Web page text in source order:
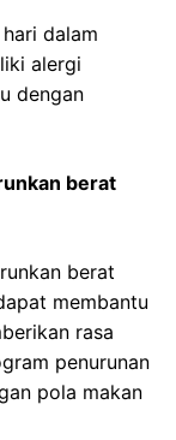
dalam
alergi
dengan
berat
berat
membantu
rasa
penurunan
pola makan